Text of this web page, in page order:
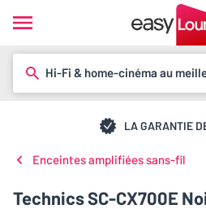
Hi-Fi & home-cinéma au
LA GARANTIE
Enceintes amplifiées sans-fil
Technics SC-CX700E